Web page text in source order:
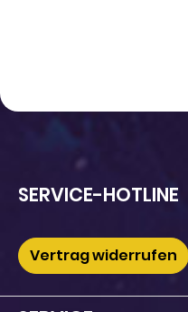
SERVICE-HOTLINE
Vertrag widerrufen